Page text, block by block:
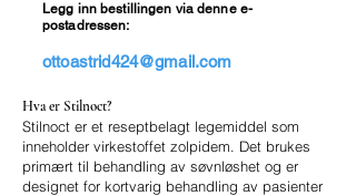
Legg inn bestillingen via denne e-
postadressen:
ottoastrid424@gmail.com
Hva er Stilnoct?
Stilnoct er et reseptbelagt legemiddel som
inneholder virkestoffet zolpidem. Det brukes
primært til behandling av søvnløshet og er
designet for kortvarig behandling av pasienter